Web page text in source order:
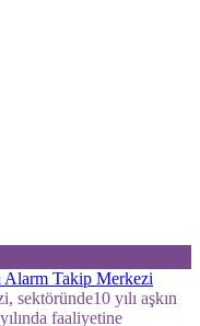
sektöründe10 yılı aşkın
faaliyetine